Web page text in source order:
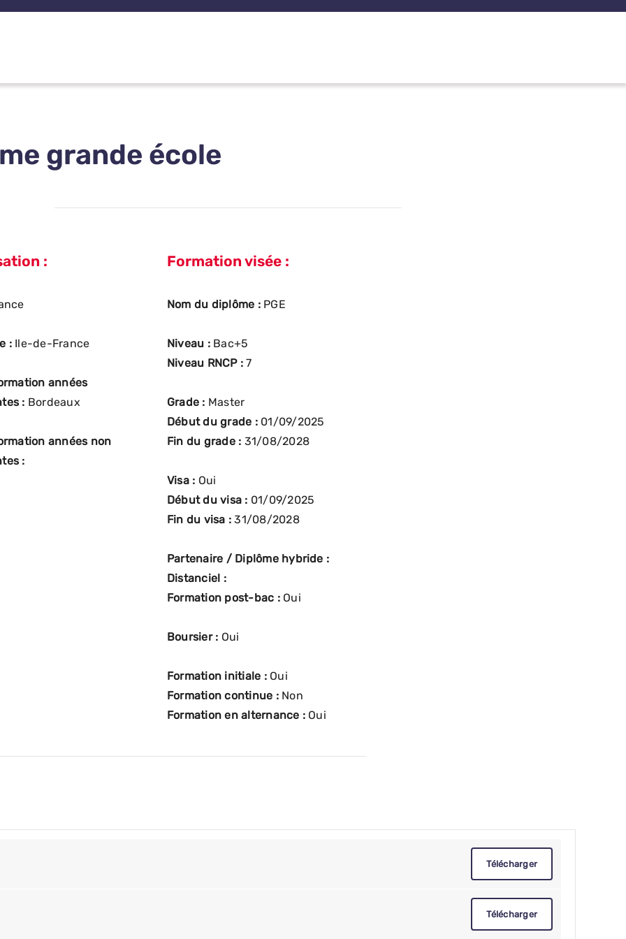
grande école
:
: Ile-de-France
années
: Bordeaux
années non
:
Formation visée :
Nom du diplôme : PGE
Niveau : Bac+5
Niveau RNCP :7
Grade : Master
Début du grade : 01/09/2025
Fin du grade : 31/08/2028
Visa : Oui
Début du visa : 01/09/2025
Fin du visa :31/08/2028
Partenaire / Diplôme hybride :
Distanciel :
Formation post-bac : Oui
Boursier : Oui
Formation initiale : Oui
Formation continue : Non
Formation en alternance : Oui
Télécharger
Télécharger